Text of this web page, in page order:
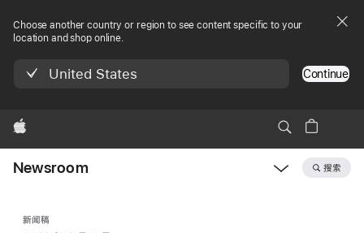
Choose another country or region to see content specific to your
location and shop online.
United States Continue
Apple
Newsroom 搜索
新闻稿